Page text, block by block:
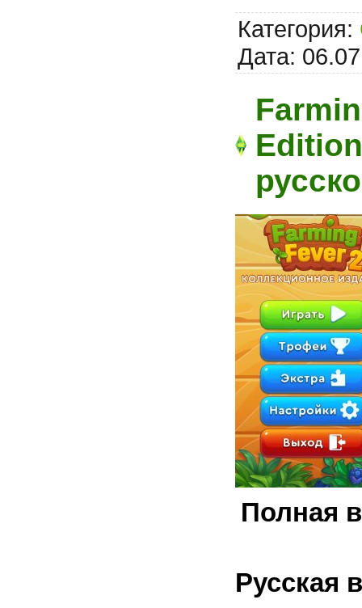
Категория:
Дата:
Полная
Русская